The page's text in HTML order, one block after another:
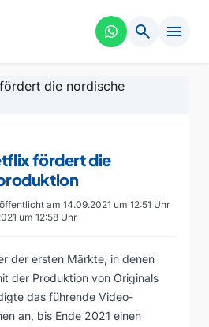
search menu
fördert die
am 14.09.2021 um 12:51 Uhr
um 12:58 Uhr
der ersten Märkte, in denen
der Produktion von Originals
das führende Video-
an, bis Ende 2021 einen